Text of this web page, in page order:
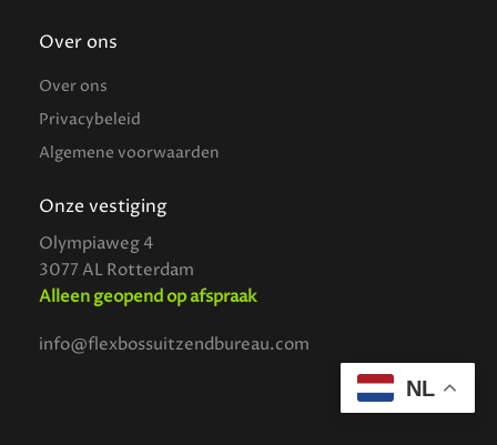
Over ons
Over ons
Privacybeleid
Algemene voorwaarden
Onze vestiging
Olympiaweg 4
3077 AL Rotterdam
Alleen geopend op afspraak
info@flexbossuitzendbureau.com
NL